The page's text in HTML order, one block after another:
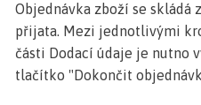
Objednávka zboží se skládá
přijata. Mezi jednotlivými
části Dodací údaje je nutno
tlačítko "Dokončit